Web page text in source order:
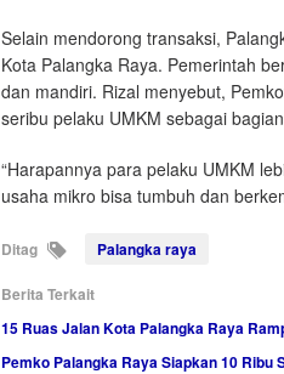
Selain mendorong transaksi,
Kota Palangka Raya. Pemerintah
dan mandiri. Rizal menyebut,
seribu pelaku UMKM sebagai
“Harapannya para pelaku UMKM
usaha mikro bisa tumbuh dan
Ditag Palangka raya
Berita Terkait
15 Ruas Jalan Kota Palangka Raya
Pemko Palangka Raya Siapkan 10